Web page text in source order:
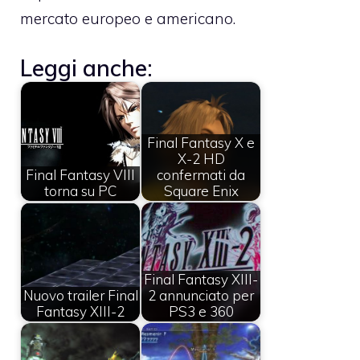
mercato europeo e americano.
Leggi anche:
Final Fantasy VIII
torna su PC
Final Fantasy X e
X-2 HD
confermati da
Square Enix
Nuovo trailer Final
Fantasy XIII-2
Final Fantasy XIII-
2 annunciato per
PS3 e 360